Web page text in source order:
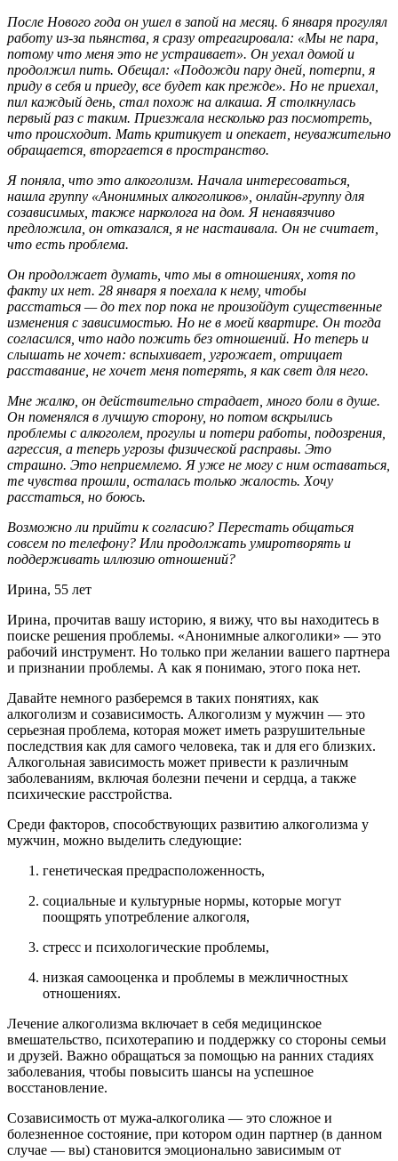
После Нового года он ушел в запой на месяц. 6 января прогулял
работу из-за пьянства, я сразу отреагировала: «Мы не пара,
потому что меня это не устраивает». Он уехал домой и
продолжил пить. Обещал: «Подожди пару дней, потерпи, я
приду в себя и приеду, все будет как прежде». Но не приехал,
пил каждый день, стал похож на алкаша. Я столкнулась
первый раз с таким. Приезжала несколько раз посмотреть,
что происходит. Мать критикует и опекает, неуважительно
обращается, вторгается в пространство.
Я поняла, что это алкоголизм. Начала интересоваться,
нашла группу «Анонимных алкоголиков», онлайн-группу для
созависимых, также нарколога на дом. Я ненавязчиво
предложила, он отказался, я не настаивала. Он не считает,
что есть проблема.
Он продолжает думать, что мы в отношениях, хотя по
факту их нет. 28 января я поехала к нему, чтобы
расстаться — до тех пор пока не произойдут существенные
изменения с зависимостью. Но не в моей квартире. Он тогда
согласился, что надо пожить без отношений. Но теперь и
слышать не хочет: вспыхивает, угрожает, отрицает
расставание, не хочет меня потерять, я как свет для него.
Мне жалко, он действительно страдает, много боли в душе.
Он поменялся в лучшую сторону, но потом вскрылись
проблемы с алкоголем, прогулы и потери работы, подозрения,
агрессия, а теперь угрозы физической расправы. Это
страшно. Это неприемлемо. Я уже не могу с ним оставаться,
те чувства прошли, осталась только жалость. Хочу
расстаться, но боюсь.
Возможно ли прийти к согласию? Перестать общаться
совсем по телефону? Или продолжать умиротворять и
поддерживать иллюзию отношений?
Ирина, 55 лет
Ирина, прочитав вашу историю, я вижу, что вы находитесь в
поиске решения проблемы. «Анонимные алкоголики» — это
рабочий инструмент. Но только при желании вашего партнера
и признании проблемы. А как я понимаю, этого пока нет.
Давайте немного разберемся в таких понятиях, как
алкоголизм и созависимость. Алкоголизм у мужчин — это
серьезная проблема, которая может иметь разрушительные
последствия как для самого человека, так и для его близких.
Алкогольная зависимость может привести к различным
заболеваниям, включая болезни печени и сердца, а также
психические расстройства.
Среди факторов, способствующих развитию алкоголизма у
мужчин, можно выделить следующие:
генетическая предрасположенность,
социальные и культурные нормы, которые могут
поощрять употребление алкоголя,
стресс и психологические проблемы,
низкая самооценка и проблемы в межличностных
отношениях.
Лечение алкоголизма включает в себя медицинское
вмешательство, психотерапию и поддержку со стороны семьи
и друзей. Важно обращаться за помощью на ранних стадиях
заболевания, чтобы повысить шансы на успешное
восстановление.
Созависимость от мужа-алкоголика — это сложное и
болезненное состояние, при котором один партнер (в данном
случае — вы) становится эмоционально зависимым от